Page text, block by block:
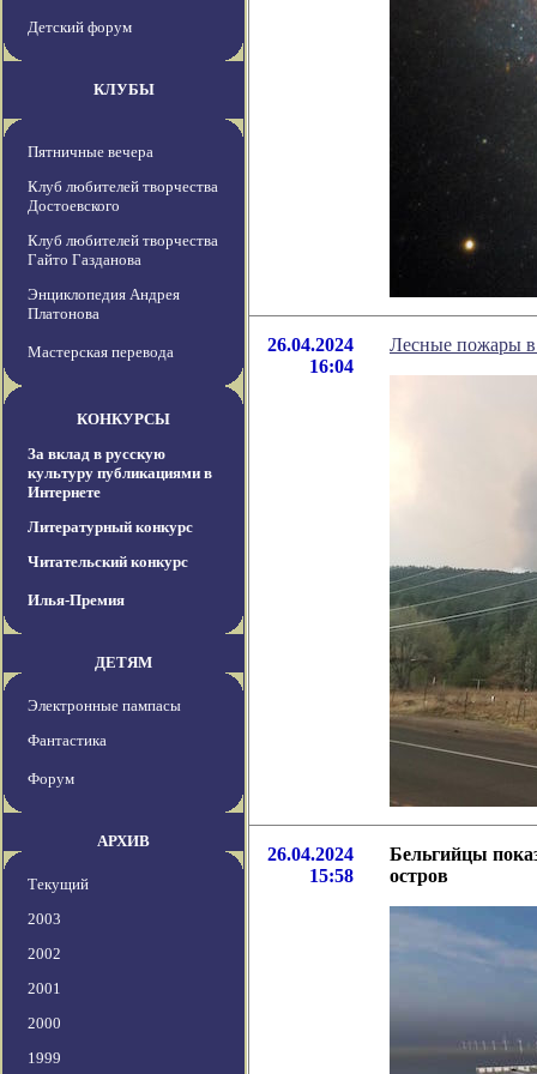
Детский форум
КЛУБЫ
Пятничные вечера
Клуб любителей творчества
Достоевского
Клуб любителей творчества
Гайто Газданова
Энциклопедия Андрея
Платонова
Мастерская перевода
КОНКУРСЫ
За вклад в русскую
культуру публикациями в
Интернете
Литературный конкурс
Читательский конкурс
Илья-Премия
ДЕТЯМ
Электронные пампасы
Фантастика
Форум
АРХИВ
Текущий
2003
2002
2001
2000
1999
26.04.2024
16:04
Лесные пожары
26.04.2024
15:58
Бельгийцы
остров